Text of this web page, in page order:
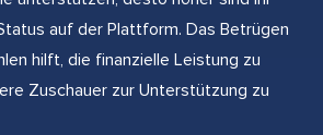
auf der Plattform. Das Betrügen
hilft, die finanzielle Leistung zu
Zuschauer zur Unterstützung zu